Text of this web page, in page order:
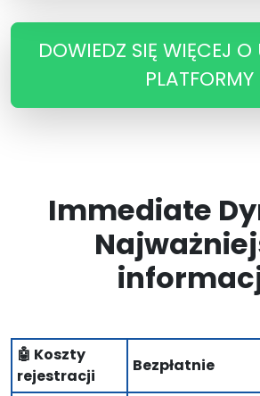
DOWIEDZ SIĘ WIĘCEJ
PLATFORMY
Immediate
🤖 Koszty
rejestracji
Bezpłatnie